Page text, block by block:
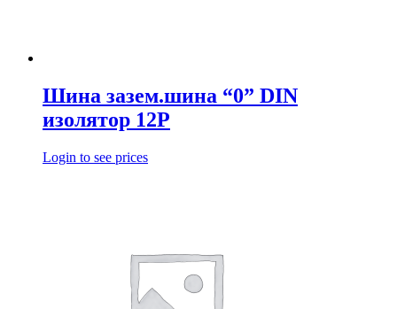
Шина зазем.шина “0” DIN
изолятор 12Р
Login to see prices